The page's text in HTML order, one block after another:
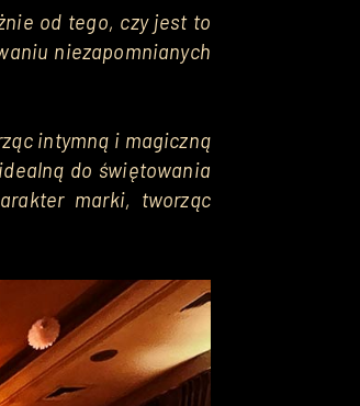
od tego, czy jest to
niezapomnianych
intymną i magiczną
do świętowania
marki, tworząc